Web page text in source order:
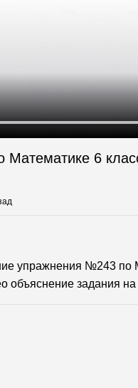
Математике 6
упражнения №243 по
объяснение задания